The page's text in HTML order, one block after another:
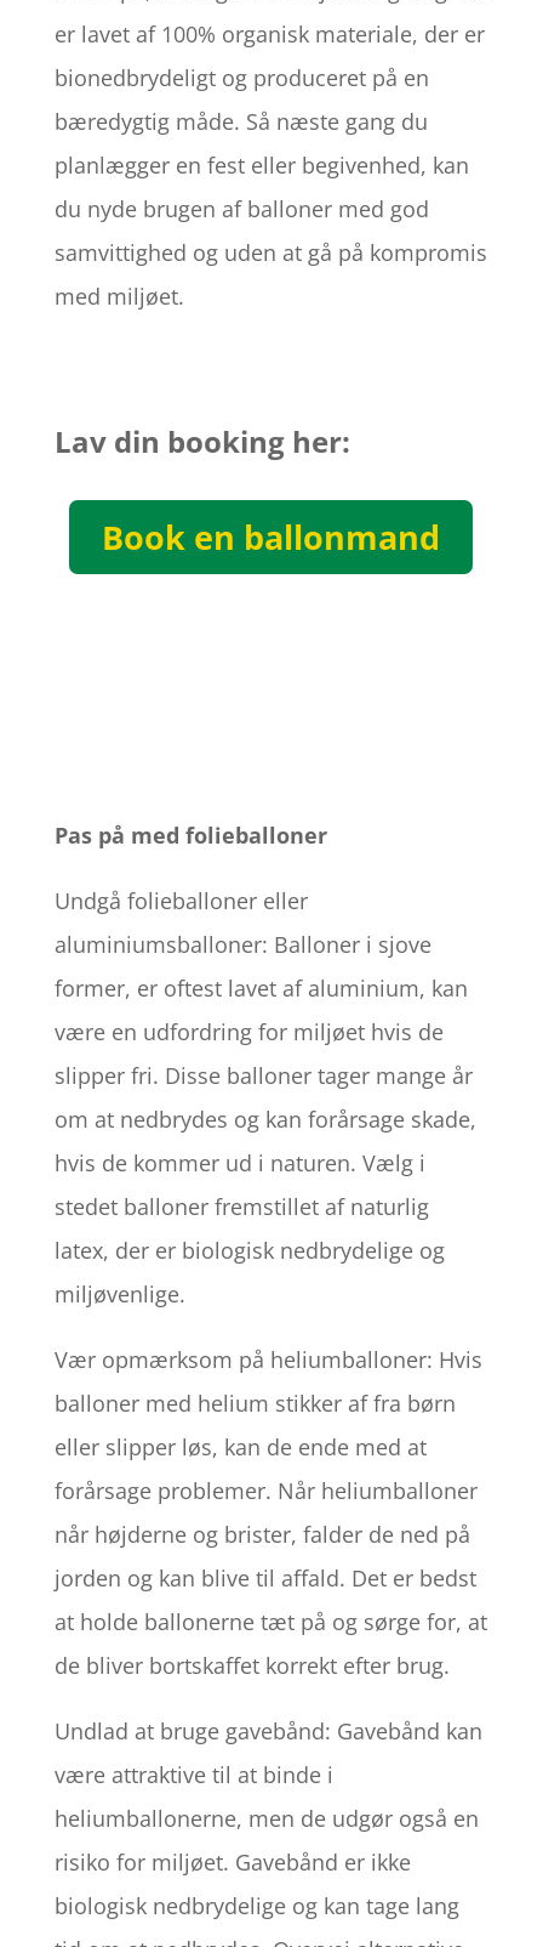
er lavet af 100% organisk materiale, der er
bionedbrydeligt og produceret på en
bæredygtig måde. Så næste gang du
planlægger en fest eller begivenhed, kan
du nyde brugen af balloner med god
samvittighed og uden at gå på kompromis
med miljøet.
Lav din booking her:
Book en ballonmand
Pas på med folieballoner
Undgå folieballoner eller
aluminiumsballoner: Balloner i sjove
former, er oftest lavet af aluminium, kan
være en udfordring for miljøet hvis de
slipper fri. Disse balloner tager mange år
om at nedbrydes og kan forårsage skade,
hvis de kommer ud i naturen. Vælg i
stedet balloner fremstillet af naturlig
latex, der er biologisk nedbrydelige og
miljøvenlige.
Vær opmærksom på heliumballoner: Hvis
balloner med helium stikker af fra børn
eller slipper løs, kan de ende med at
forårsage problemer. Når heliumballoner
når højderne og brister, falder de ned på
jorden og kan blive til affald. Det er bedst
at holde ballonerne tæt på og sørge for, at
de bliver bortskaffet korrekt efter brug.
Undlad at bruge gavebånd: Gavebånd kan
være attraktive til at binde i
heliumballonerne, men de udgør også en
risiko for miljøet. Gavebånd er ikke
biologisk nedbrydelige og kan tage lang